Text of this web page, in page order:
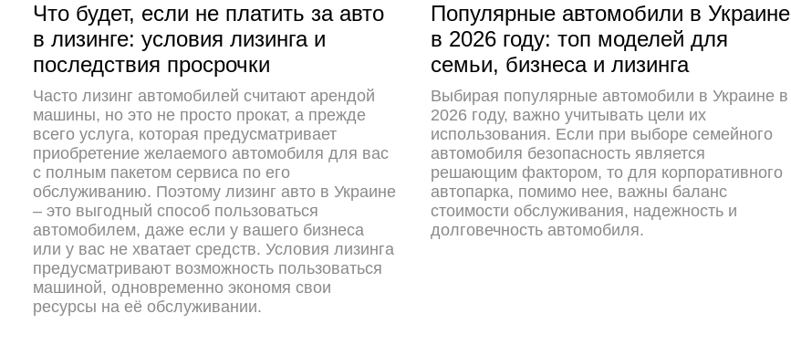
Что будет, если не платить за авто
в лизинге: условия лизинга и
последствия просрочки
Часто лизинг автомобилей считают арендой
машины, но это не просто прокат, а прежде
всего услуга, которая предусматривает
приобретение желаемого автомобиля для вас
с полным пакетом сервиса по его
обслуживанию. Поэтому лизинг авто в Украине
– это выгодный способ пользоваться
автомобилем, даже если у вашего бизнеса
или у вас не хватает средств. Условия лизинга
предусматривают возможность пользоваться
машиной, одновременно экономя свои
ресурсы на её обслуживании.
Популярные автомобили в Украине
в 2026 году: топ моделей для
семьи, бизнеса и лизинга
Выбирая популярные автомобили в Украине в
2026 году, важно учитывать цели их
использования. Если при выборе семейного
автомобиля безопасность является
решающим фактором, то для корпоративного
автопарка, помимо нее, важны баланс
стоимости обслуживания, надежность и
долговечность автомобиля.